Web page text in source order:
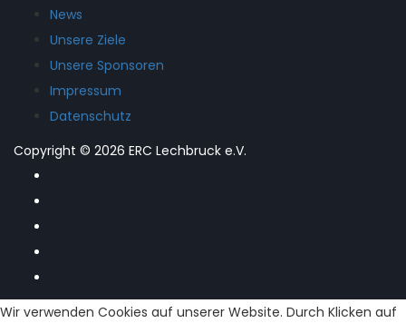
News
Unsere Ziele
Unsere Sponsoren
Impressum
Datenschutz
Copyright © 2026 ERC Lechbruck e.V.
Wir verwenden Cookies auf unserer Website. Durch Klicken auf